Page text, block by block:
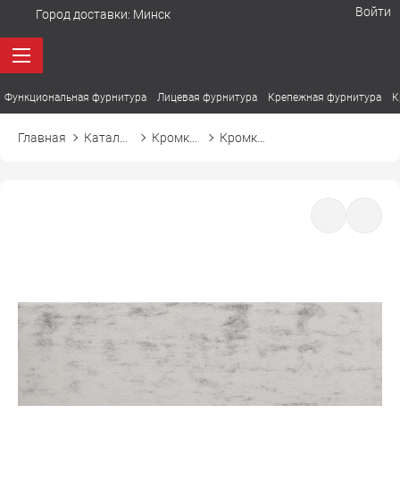
Город доставки: Минск Войти
Функциональная фурнитура Лицевая фурнитура Крепежная фурнитура
Главная